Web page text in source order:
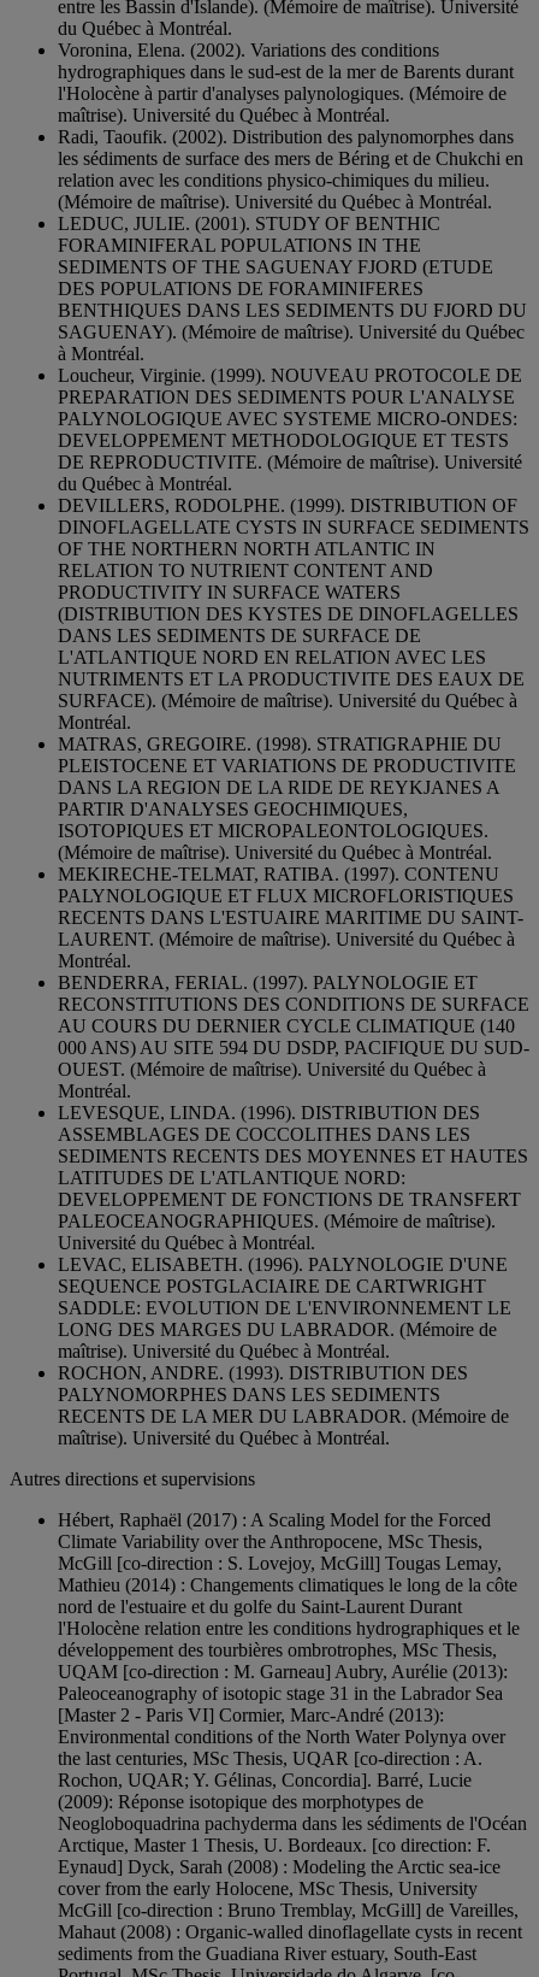
entre les Bassin d'Islande). (Mémoire de maîtrise). Université
du Québec à Montréal.
Voronina, Elena. (2002). Variations des conditions
hydrographiques dans le sud-est de la mer de Barents durant
l'Holocène à partir d'analyses palynologiques. (Mémoire de
maîtrise). Université du Québec à Montréal.
Radi, Taoufik. (2002). Distribution des palynomorphes dans
les sédiments de surface des mers de Béring et de Chukchi en
relation avec les conditions physico-chimiques du milieu.
(Mémoire de maîtrise). Université du Québec à Montréal.
LEDUC, JULIE. (2001). STUDY OF BENTHIC
FORAMINIFERAL POPULATIONS IN THE
SEDIMENTS OF THE SAGUENAY FJORD (ETUDE
DES POPULATIONS DE FORAMINIFERES
BENTHIQUES DANS LES SEDIMENTS DU FJORD DU
SAGUENAY). (Mémoire de maîtrise). Université du Québec
à Montréal.
Loucheur, Virginie. (1999). NOUVEAU PROTOCOLE DE
PREPARATION DES SEDIMENTS POUR L'ANALYSE
PALYNOLOGIQUE AVEC SYSTEME MICRO-ONDES:
DEVELOPPEMENT METHODOLOGIQUE ET TESTS
DE REPRODUCTIVITE. (Mémoire de maîtrise). Université
du Québec à Montréal.
DEVILLERS, RODOLPHE. (1999). DISTRIBUTION OF
DINOFLAGELLATE CYSTS IN SURFACE SEDIMENTS
OF THE NORTHERN NORTH ATLANTIC IN
RELATION TO NUTRIENT CONTENT AND
PRODUCTIVITY IN SURFACE WATERS
(DISTRIBUTION DES KYSTES DE DINOFLAGELLES
DANS LES SEDIMENTS DE SURFACE DE
L'ATLANTIQUE NORD EN RELATION AVEC LES
NUTRIMENTS ET LA PRODUCTIVITE DES EAUX DE
SURFACE). (Mémoire de maîtrise). Université du Québec à
Montréal.
MATRAS, GREGOIRE. (1998). STRATIGRAPHIE DU
PLEISTOCENE ET VARIATIONS DE PRODUCTIVITE
DANS LA REGION DE LA RIDE DE REYKJANES A
PARTIR D'ANALYSES GEOCHIMIQUES,
ISOTOPIQUES ET MICROPALEONTOLOGIQUES.
(Mémoire de maîtrise). Université du Québec à Montréal.
MEKIRECHE-TELMAT, RATIBA. (1997). CONTENU
PALYNOLOGIQUE ET FLUX MICROFLORISTIQUES
RECENTS DANS L'ESTUAIRE MARITIME DU SAINT-
LAURENT. (Mémoire de maîtrise). Université du Québec à
Montréal.
BENDERRA, FERIAL. (1997). PALYNOLOGIE ET
RECONSTITUTIONS DES CONDITIONS DE SURFACE
AU COURS DU DERNIER CYCLE CLIMATIQUE (140
000 ANS) AU SITE 594 DU DSDP, PACIFIQUE DU SUD-
OUEST. (Mémoire de maîtrise). Université du Québec à
Montréal.
LEVESQUE, LINDA. (1996). DISTRIBUTION DES
ASSEMBLAGES DE COCCOLITHES DANS LES
SEDIMENTS RECENTS DES MOYENNES ET HAUTES
LATITUDES DE L'ATLANTIQUE NORD:
DEVELOPPEMENT DE FONCTIONS DE TRANSFERT
PALEOCEANOGRAPHIQUES. (Mémoire de maîtrise).
Université du Québec à Montréal.
LEVAC, ELISABETH. (1996). PALYNOLOGIE D'UNE
SEQUENCE POSTGLACIAIRE DE CARTWRIGHT
SADDLE: EVOLUTION DE L'ENVIRONNEMENT LE
LONG DES MARGES DU LABRADOR. (Mémoire de
maîtrise). Université du Québec à Montréal.
ROCHON, ANDRE. (1993). DISTRIBUTION DES
PALYNOMORPHES DANS LES SEDIMENTS
RECENTS DE LA MER DU LABRADOR. (Mémoire de
maîtrise). Université du Québec à Montréal.
Autres directions et supervisions
Hébert, Raphaël (2017) : A Scaling Model for the Forced
Climate Variability over the Anthropocene, MSc Thesis,
McGill [co-direction : S. Lovejoy, McGill] Tougas Lemay,
Mathieu (2014) : Changements climatiques le long de la côte
nord de l'estuaire et du golfe du Saint-Laurent Durant
l'Holocène relation entre les conditions hydrographiques et le
développement des tourbières ombrotrophes, MSc Thesis,
UQAM [co-direction : M. Garneau] Aubry, Aurélie (2013):
Paleoceanography of isotopic stage 31 in the Labrador Sea
[Master 2 - Paris VI] Cormier, Marc-André (2013):
Environmental conditions of the North Water Polynya over
the last centuries, MSc Thesis, UQAR [co-direction : A.
Rochon, UQAR; Y. Gélinas, Concordia]. Barré, Lucie
(2009): Réponse isotopique des morphotypes de
Neogloboquadrina pachyderma dans les sédiments de l'Océan
Arctique, Master 1 Thesis, U. Bordeaux. [co direction: F.
Eynaud] Dyck, Sarah (2008) : Modeling the Arctic sea-ice
cover from the early Holocene, MSc Thesis, University
McGill [co-direction : Bruno Tremblay, McGill] de Vareilles,
Mahaut (2008) : Organic-walled dinoflagellate cysts in recent
sediments from the Guadiana River estuary, South-East